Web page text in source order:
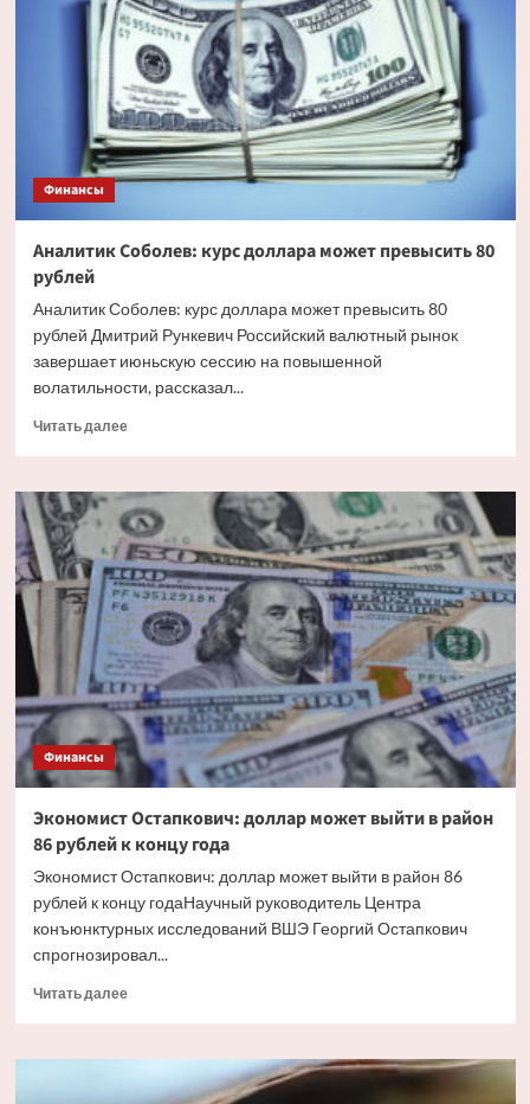
на
внутреннем
рынке
валюты
на
II
полугодие
2026
Финансы
Аналитик Соболев: курс доллара может превысить 80
рублей
Аналитик Соболев: курс доллара может превысить 80
рублей Дмитрий Рункевич Российский валютный рынок
завершает июньскую сессию на повышенной
волатильности, рассказал...
Читать далееПрочитать
Аналитик
Соболев:
курс
доллара
может
превысить
80
рублей
Финансы
Экономист Остапкович: доллар может выйти в район
86 рублей к концу года
Экономист Остапкович: доллар может выйти в район 86
рублей к концу годаНаучный руководитель Центра
конъюнктурных исследований ВШЭ Георгий Остапкович
спрогнозировал...
Читать далееПрочитать
Экономист
Остапкович: